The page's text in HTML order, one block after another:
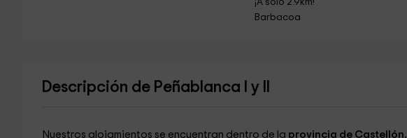
¡A sólo 2.9km!
Barbacoa
Descripción de Peñablanca I y II
Nuestros alojamientos se encuentran dentro de la provincia de Castellón,